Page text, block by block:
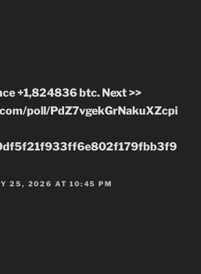
+1,824836 btc. Next >>
poll/PdZ7vgekGrNakuXZcpi
25, 2026 AT 10:45 PM